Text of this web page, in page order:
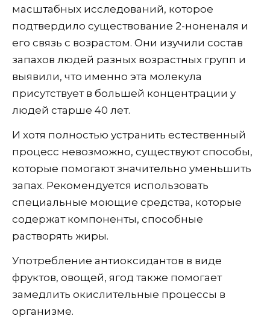
масштабных исследований, которое
подтвердило существование 2-ноненаля и
его связь с возрастом. Они изучили состав
запахов людей разных возрастных групп и
выявили, что именно эта молекула
присутствует в большей концентрации у
людей старше 40 лет.
И хотя полностью устранить естественный
процесс невозможно, существуют способы,
которые помогают значительно уменьшить
запах. Рекомендуется использовать
специальные моющие средства, которые
содержат компоненты, способные
растворять жиры.
Употребление антиоксидантов в виде
фруктов, овощей, ягод также помогает
замедлить окислительные процессы в
организме.